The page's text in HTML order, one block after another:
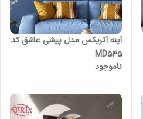
آینه آتریکس مدل پیشی عاشق کد
MD545
ناموجود